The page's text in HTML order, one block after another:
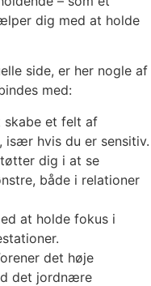
dig med at holde
side, er her nogle af
med:
skabe et felt af
især hvis du er sensitiv.
dig i at se
både i relationer
at holde fokus i
det høje
det jordnære